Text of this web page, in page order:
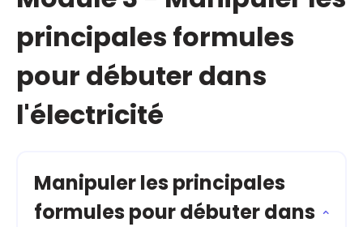
principales formules
pour débuter dans
l'électricité
Manipuler les principales
formules pour débuter dans